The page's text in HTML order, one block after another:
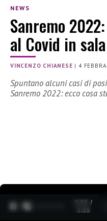
NEWS
Sanremo
al Covid in
VINCENZO CHIANESE |4
Spuntano alcuni casi di
Sanremo 2022: ecco cosa
0:06 /
3:35